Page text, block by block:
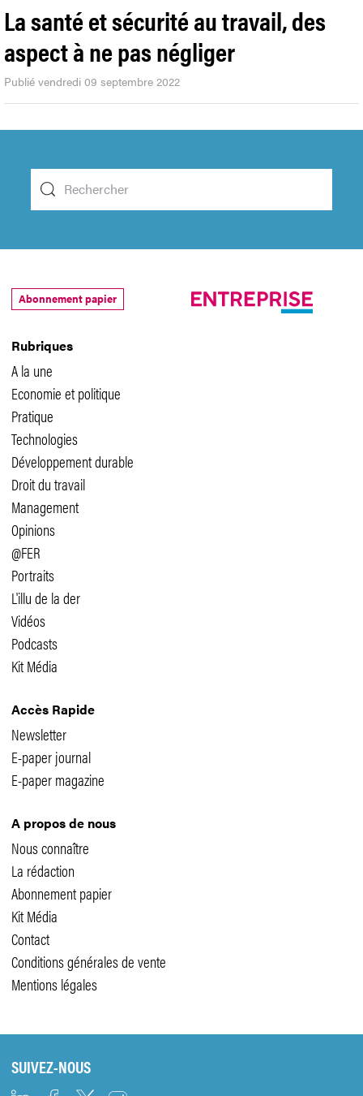
La santé et sécurité au travail, des
aspect à ne pas négliger
Publié vendredi 09 septembre 2022
Rubriques
A la une
Economie et politique
Pratique
Technologies
Développement durable
Droit du travail
Management
Opinions
@FER
Portraits
L'illu de la der
Vidéos
Podcasts
Kit Média
Accès Rapide
Newsletter
E-paper journal
E-paper magazine
A propos de nous
Nous connaître
La rédaction
Abonnement papier
Kit Média
Contact
Conditions générales de vente
Mentions légales
Abonnement papier
SUIVEZ-NOUS